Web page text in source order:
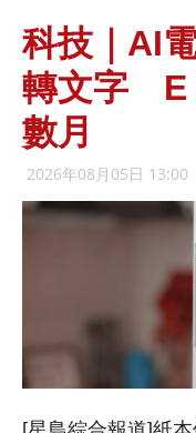
科技｜AI
轉文字 E
數月
2026年08月05日 13:00